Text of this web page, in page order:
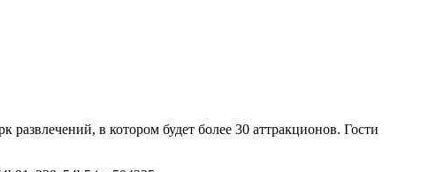
в котором будет более 30 аттракционов. Гости